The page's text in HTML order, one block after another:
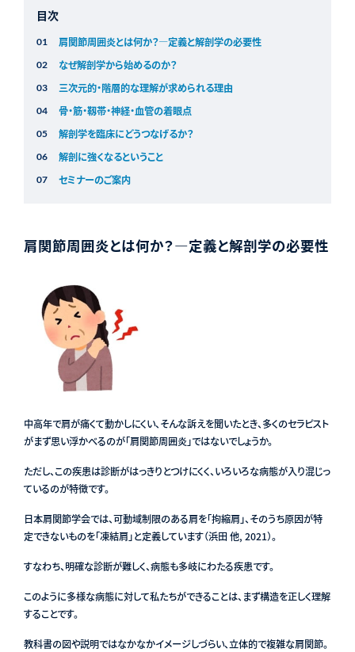
目次
肩関節周囲炎とは何か？―定義と解剖学の必要性
なぜ解剖学から始めるのか？
三次元的・階層的な理解が求められる理由
骨・筋・靱帯・神経・血管の着眼点
解剖学を臨床にどうつなげるか？
解剖に強くなるということ
セミナーのご案内
肩関節周囲炎とは何か？―定義と解剖学の必要性
中高年で肩が痛くて動かしにくい、そんな訴えを聞いたとき、多くのセラピスト
がまず思い浮かべるのが「肩関節周囲炎」ではないでしょうか。
ただし、この疾患は診断がはっきりとつけにくく、いろいろな病態が入り混じっ
ているのが特徴です。
日本肩関節学会では、可動域制限のある肩を「拘縮肩」、そのうち原因が特
定できないものを「凍結肩」と定義しています（浜田 他, 2021）。
すなわち、明確な診断が難しく、病態も多岐にわたる疾患です。
このように多様な病態に対して私たちができることは、まず構造を正しく理解
することです。
教科書の図や説明ではなかなかイメージしづらい、立体的で複雑な肩関節。